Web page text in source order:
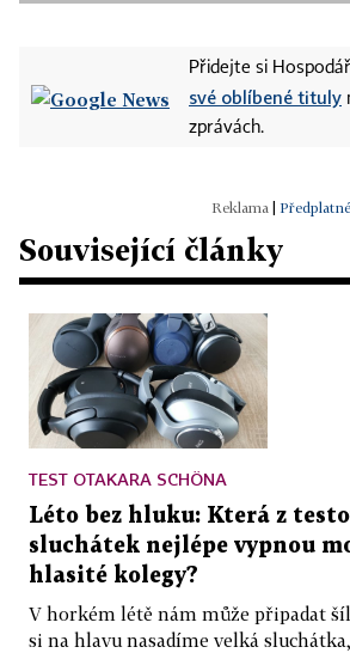
Přidejte si
své oblíbené tituly
zprávách.
Související články
TEST OTAKARA SCHÖNA
Léto bez hluku: Která z
sluchátek nejlépe vypnou
hlasité kolegy?
V horkém létě nám může připadat
si na hlavu nasadíme velká